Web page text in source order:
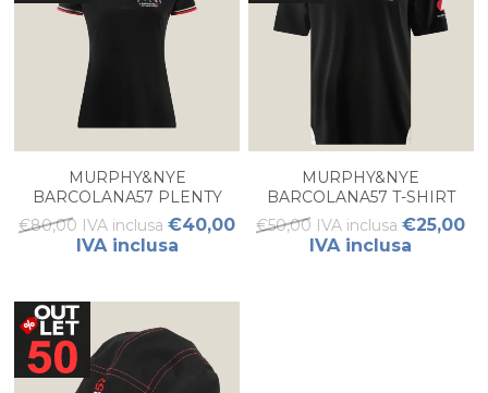
MURPHY&NYE
BARCOLANA57 PLENTY
POLO DONNA
€80,00 IVA inclusa €40,00
IVA inclusa
MURPHY&NYE
BARCOLANA57 T-SHIRT
UOMO
€50,00 IVA inclusa €25,00
IVA inclusa